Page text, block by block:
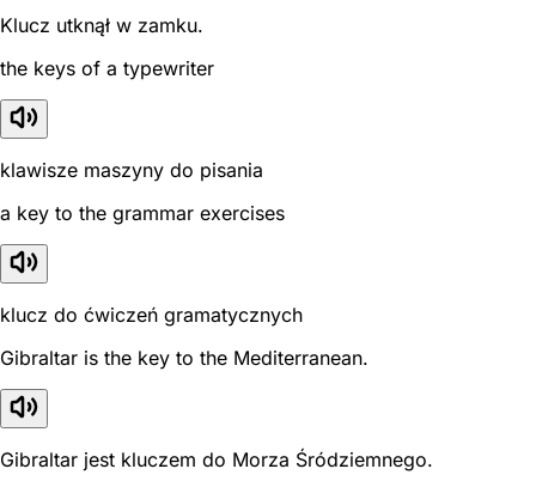
Klucz utknął w zamku.
the keys of a typewriter
klawisze maszyny do pisania
a key to the grammar exercises
klucz do ćwiczeń gramatycznych
Gibraltar is the key to the Mediterranean.
Gibraltar jest kluczem do Morza Śródziemnego.